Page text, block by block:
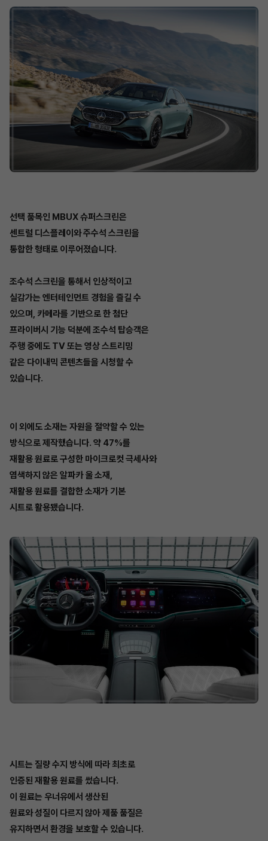
선택 품목인 MBUX 슈퍼스크린은
센트럴 디스플레이와 주수석 스크린을
통합한 형태로 이루어졌습니다.
조수석 스크린을 통해서 인상적이고
실감가는 엔터테인먼트 경험을 즐길 수
있으며, 카메라를 기반으로 한 첨단
프라이버시 기능 덕분에 조수석 탑승객은
주행 중에도 TV 또는 영상 스트리밍
같은 다이내믹 콘텐츠들을 시청할 수
있습니다.
이 외에도 소재는 자원을 절약할 수 있는
방식으로 제작했습니다. 약 47%를
재활용 원료로 구성한 마이크로컷 극세사와
염색하지 않은 알파카 울 소재,
재활용 원료를 결합한 소재가 기본
시트로 활용됐습니다.
시트는 질량 수지 방식에 따라 최초로
인증된 재활용 원료를 썼습니다.
이 원료는 우너유에서 생산된
원료와 성질이 다르지 않아 제품 품질은
유지하면서 환경을 보호할 수 있습니다.